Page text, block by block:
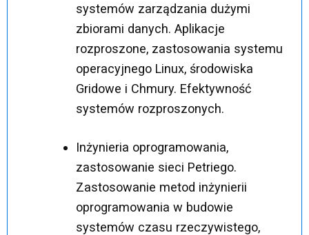
systemów zarządzania dużymi
zbiorami danych. Aplikacje
rozproszone, zastosowania systemu
operacyjnego Linux, środowiska
Gridowe i Chmury. Efektywność
systemów rozproszonych.
Inżynieria oprogramowania,
zastosowanie sieci Petriego.
Zastosowanie metod inżynierii
oprogramowania w budowie
systemów czasu rzeczywistego,